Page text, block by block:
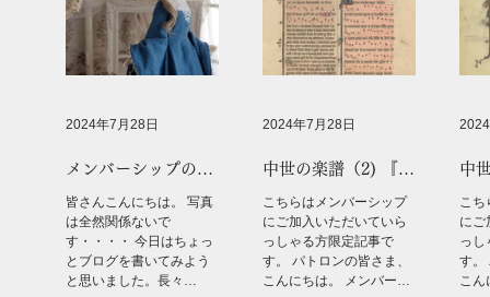
メンバーシップの楽
譜について
皆さんこんにちは。 写真
は全然関係ないで
す・・・・ 今日はちょっ
とブログを書いてみよう
と思いました。長々
2024年7月28日
中世の楽譜（2) 『聖
「Qui que face」
こちらはメンバーシップ
にご加入いただいていら
っしゃる方限定記事で
す。 パトロンの皆さま、
こんにちは。 メンバーシ
2024年7月28日
中
「
set
こち
にご
っし
す。
こん